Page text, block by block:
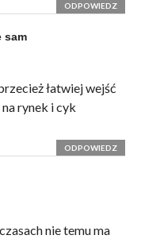
ODPOWIEDZ
sam
łatwiej wejść
rynek i cyk
ODPOWIEDZ
nie temu ma